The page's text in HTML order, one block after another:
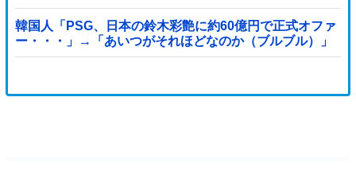
韓国人「PSG、日本の鈴木彩艶に約60億円で正式オファ
ー・・・」→「あいつがそれほどなのか（ブルブル）」
「レギュラーとして出れるとは思わないけど、それでも